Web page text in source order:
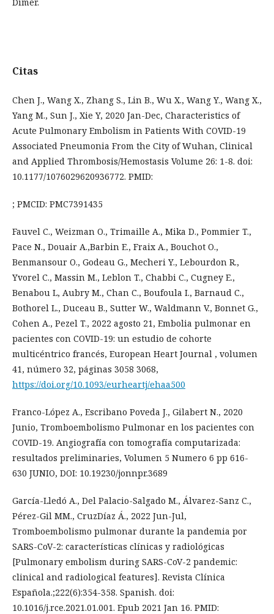
Citas
Chen J., Wang X., Zhang S., Lin B., Wu X., Wang Y., Wang X.,
Yang M., Sun J., Xie Y, 2020 Jan-Dec, Characteristics of
Acute Pulmonary Embolism in Patients With COVID-19
Associated Pneumonia From the City of Wuhan, Clinical
and Applied Thrombosis/Hemostasis Volume 26: 1-8. doi:
10.1177/1076029620936772. PMID:
; PMCID: PMC7391435
Fauvel C., Weizman O., Trimaille A., Mika D., Pommier T.,
Pace N., Douair A.,Barbin E., Fraix A., Bouchot O.,
Benmansour O., Godeau G., Mecheri Y., Lebourdon R.,
Yvorel C., Massin M., Leblon T., Chabbi C., Cugney E.,
Benabou L, Aubry M., Chan C., Boufoula I., Barnaud C.,
Bothorel L., Duceau B., Sutter W., Waldmann V., Bonnet G.,
Cohen A., Pezel T., 2022 agosto 21, Embolia pulmonar en
pacientes con COVID-19: un estudio de cohorte
multicéntrico francés, European Heart Journal , volumen
41, número 32, páginas 3058 3068,
https://doi.org/10.1093/eurheartj/ehaa500
Franco-López A., Escribano Poveda J., Gilabert N., 2020
Junio, Tromboembolismo Pulmonar en los pacientes con
COVID-19. Angiografía con tomografía computarizada:
resultados preliminaries, Volumen 5 Numero 6 pp 616-
630 JUNIO, DOI: 10.19230/jonnpr.3689
García-Lledó A., Del Palacio-Salgado M., Álvarez-Sanz C.,
Pérez-Gil MM., CruzDíaz Á., 2022 Jun-Jul,
Tromboembolismo pulmonar durante la pandemia por
SARS-CoV-2: características clínicas y radiológicas
[Pulmonary embolism during SARS-CoV-2 pandemic:
clinical and radiological features]. Revista Clínica
Española.;222(6):354-358. Spanish. doi:
10.1016/j.rce.2021.01.001. Epub 2021 Jan 16. PMID: